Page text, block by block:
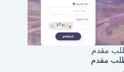
مقدم
مقدم